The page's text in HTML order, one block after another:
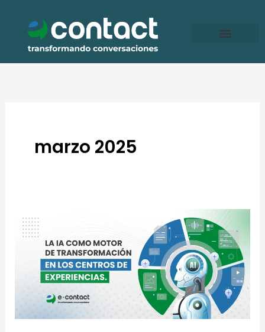
contenido
marzo 2025
La
IA
motor
transformación
en